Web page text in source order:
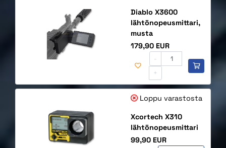
Diablo X3600
lähtönopeusmittari,
musta
Hinta
179,90 EUR
-
+
Loppu varastosta
Xcortech X310
lähtönopeusmittari
Hinta
99,90 EUR